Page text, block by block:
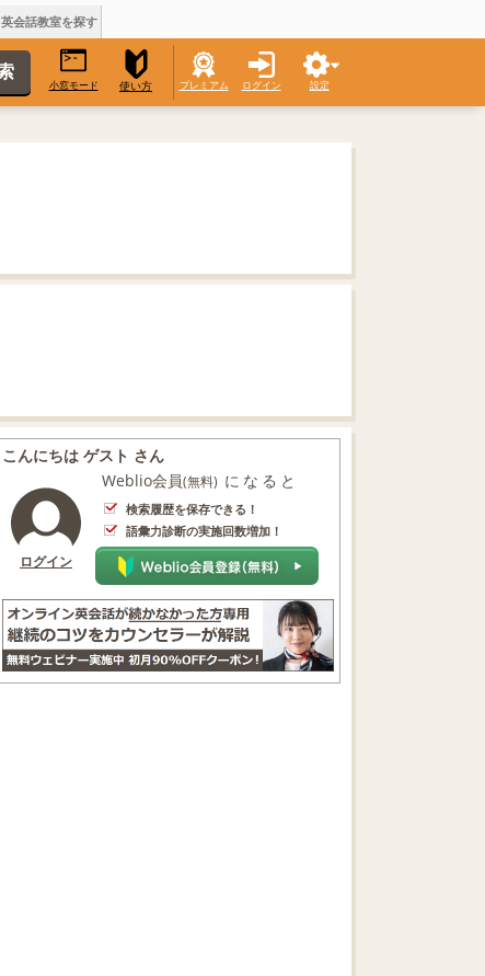
英会話教室を探す
小窓モード 使い方 プレミアム ログイン 設定
こんにちは ゲスト さん
ログイン
Weblio会員(無料) になると
検索履歴を保存できる！
語彙力診断の実施回数増加！